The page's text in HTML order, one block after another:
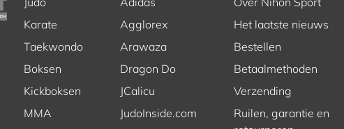
Karate
Taekwondo
Boksen
Kickboksen
MMA
Agglorex
Arawaza
Dragon Do
JCalicu
JudoInside.com
Het laatste nieuws
Bestellen
Betaalmethoden
Verzending
Ruilen, garantie en